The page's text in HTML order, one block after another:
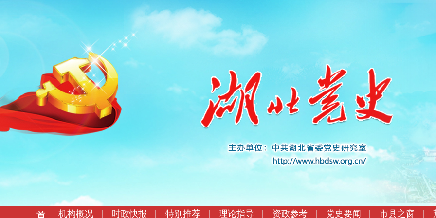
首 机构概况 时政快报 特别推荐 理论指导 资政参考 党史要闻 市县之窗